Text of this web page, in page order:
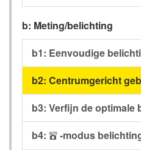
b: Meting/belichting
b1: Eenvoudige
b2: Centrumgericht
b3: Verfijn de optimale
b4: b -modus